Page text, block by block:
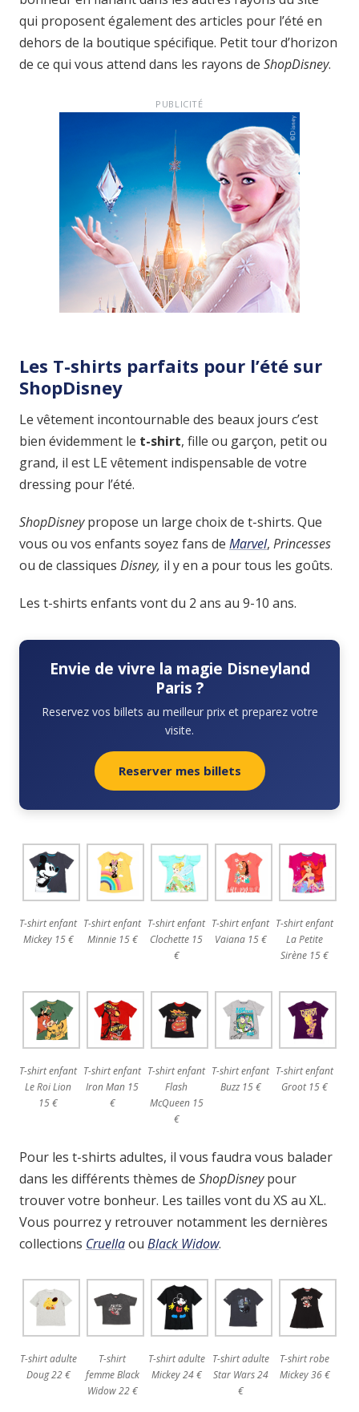
qui proposent également des articles pour l’été en
dehors de la boutique spécifique. Petit tour d’horizon
de ce qui vous attend dans les rayons de ShopDisney.
PUBLICITÉ
Les T-shirts parfaits pour l’été sur
ShopDisney
Le vêtement incontournable des beaux jours c’est
bien évidemment le t-shirt, fille ou garçon, petit ou
grand, il est LE vêtement indispensable de votre
dressing pour l’été.
ShopDisneypropose un large choix de t-shirts. Que
vous ou vos enfants soyez fans de Marvel, Princesses
ou de classiques Disney, il y en a pour tous les goûts.
Les t-shirts enfants vont du 2 ans au 9-10 ans.
Envie de vivre la magie Disneyland
Paris ?
Reservez vos billets au meilleur prix et preparez votre
visite.
Reserver mes billets
T-shirt enfant
Mickey 15 €
T-shirt enfant
Minnie 15 €
T-shirt enfant
Clochette 15
€
T-shirt enfant
Vaiana 15 €
T-shirt enfant
La Petite
Sirène 15 €
T-shirt enfant
Le Roi Lion
15 €
T-shirt enfant
Iron Man 15
€
T-shirt enfant
Flash
McQueen 15
€
T-shirt enfant
Buzz 15 €
T-shirt enfant
Groot 15 €
Pour les t-shirts adultes, il vous faudra vous balader
dans les différents thèmes de ShopDisneypour
trouver votre bonheur. Les tailles vont du XS au XL.
Vous pourrez y retrouver notamment les dernières
collections Cruellaou Black Widow.
T-shirt adulte
Doug 22 €
T-shirt
femme Black
Widow 22 €
T-shirt adulte
Mickey 24 €
T-shirt adulte
Star Wars 24
€
T-shirt robe
Mickey 36 €